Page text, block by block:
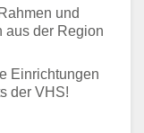
und
aus der Region
Einrichtungen
der VHS!